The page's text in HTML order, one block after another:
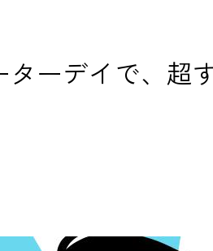
ターデイで、超